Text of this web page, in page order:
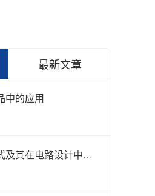
最新文章
中的应用
拨码开关的编码方式及其在电路设计中的应用